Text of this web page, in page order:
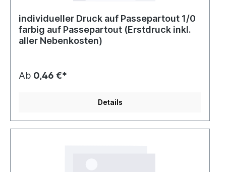
individueller Druck auf Passepartout 1/0
farbig auf Passepartout (Erstdruck inkl.
aller Nebenkosten)
Ab 0,46 €*
Details